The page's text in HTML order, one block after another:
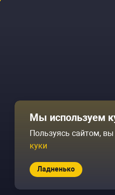
Площадки
Архив событий
Мы используем
Пользуясь сайтом,
куки
Ладненько